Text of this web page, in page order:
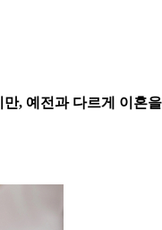
, 예전과 다르게 이혼